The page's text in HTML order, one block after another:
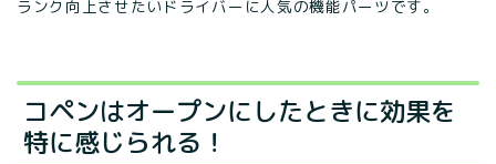
ランク向上させたいドライバーに人気の機能パーツです。
コペンはオープンにしたときに効果を
特に感じられる！